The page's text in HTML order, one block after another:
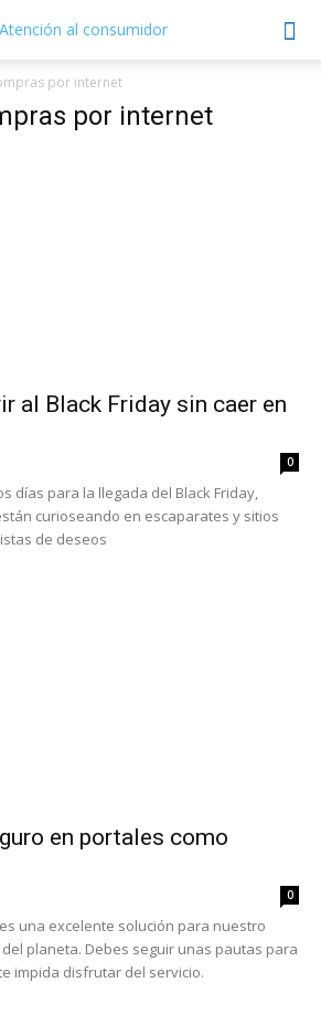
por internet
por internet
al Black Friday sin caer en
0
días para la llegada del Black Friday,
curioseando en escaparates y sitios
de deseos
en portales como
0
una excelente solución para nuestro
planeta. Debes seguir unas pautas para
impida disfrutar del servicio.